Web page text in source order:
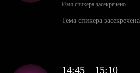
Имя спикера засекречено
Тема спикера засекречена
14:45 – 15:10